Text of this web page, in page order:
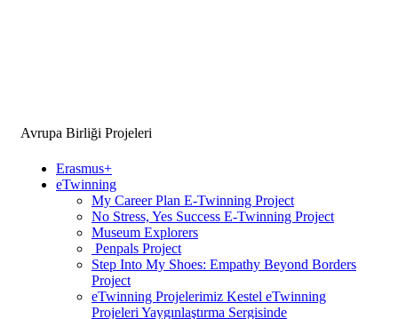
Avrupa Birliği Projeleri
Erasmus+
eTwinning
My Career Plan E-Twinning Project
No Stress, Yes Success E-Twinning Project
Museum Explorers
Penpals Project
Step Into My Shoes: Empathy Beyond Borders
Project
eTwinning Projelerimiz Kestel eTwinning
Projeleri Yaygınlaştırma Sergisinde